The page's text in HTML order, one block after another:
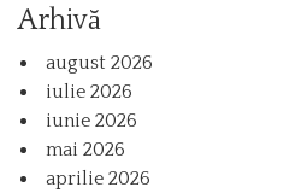
Arhivă
august 2026
iulie 2026
iunie 2026
mai 2026
aprilie 2026